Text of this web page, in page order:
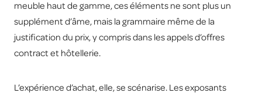
meuble haut de gamme, ces éléments ne sont plus un
supplément d’âme, mais la grammaire même de la
justification du prix, y compris dans les appels d’offres
contract et hôtellerie.
L’expérience d’achat, elle, se scénarise. Les exposants